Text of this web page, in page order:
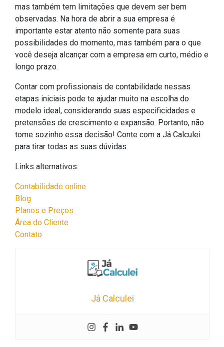
mas também tem limitações que devem ser bem
observadas. Na hora de abrir a sua empresa é
importante estar atento não somente para suas
possibilidades do momento, mas também para o que
você deseja alcançar com a empresa em curto, médio e
longo prazo.
Contar com profissionais de contabilidade nessas
etapas iniciais pode te ajudar muito na escolha do
modelo ideal, considerando suas especificidades e
pretensões de crescimento e expansão. Portanto, não
tome sozinho essa decisão! Conte com a Já Calculei
para tirar todas as suas dúvidas.
Links alternativos:
Contabilidade online
Blog
Planos e Preços
Área do Cliente
Contato
Já Calculei